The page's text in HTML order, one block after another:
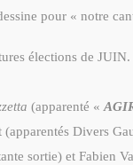
pour « notre
élections de JUIN.
(apparenté «
Divers
sortie) et Fabien